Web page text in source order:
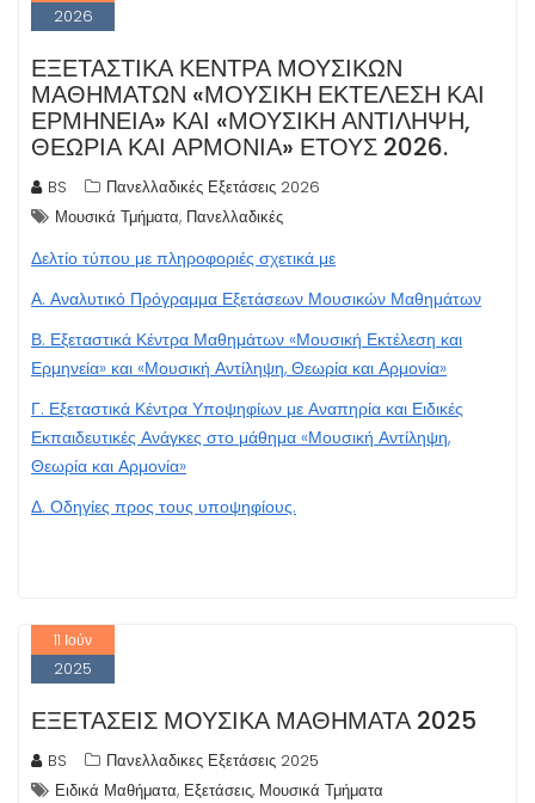
2026
ΕΞΕΤΑΣΤΙΚΆ ΚΈΝΤΡΑ ΜΟΥΣΙΚΏΝ
ΜΑΘΗΜΆΤΩΝ «ΜΟΥΣΙΚΉ ΕΚΤΈΛΕΣΗ ΚΑΙ
ΕΡΜΗΝΕΊΑ» ΚΑΙ «ΜΟΥΣΙΚΉ ΑΝΤΊΛΗΨΗ,
ΘΕΩΡΊΑ ΚΑΙ ΑΡΜΟΝΊΑ» ΈΤΟΥΣ 2026.
BS
Πανελλαδικές Εξετάσεις 2026
Μουσικά Τμήματα, Πανελλαδικές
Δελτίο τύπου με πληροφοριές σχετικά με
Α. Αναλυτικό Πρόγραμμα Εξετάσεων Μουσικών Μαθημάτων
Β. Εξεταστικά Κέντρα Μαθημάτων «Μουσική Εκτέλεση και
Ερμηνεία» και «Μουσική Αντίληψη, Θεωρία και Αρμονία»
Γ. Εξεταστικά Κέντρα Υποψηφίων με Αναπηρία και Ειδικές
Εκπαιδευτικές Ανάγκες στο μάθημα «Μουσική Αντίληψη,
Θεωρία και Αρμονία»
Δ. Οδηγίες προς τους υποψηφίους.
11 Ιούν
2025
ΕΞΕΤΆΣΕΙΣ ΜΟΥΣΙΚΆ ΜΑΘΉΜΑΤΑ 2025
BS
Πανελλαδικες Εξετάσεις 2025
Ειδικά Μαθήματα, Εξετάσεις, Μουσικά Τμήματα